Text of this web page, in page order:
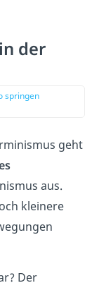
der
springen
geht
aus.
kleinere
Der